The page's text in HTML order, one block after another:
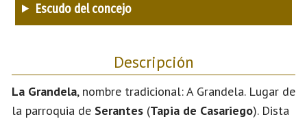
Escudo del concejo
Descripción
La Grandela, nombre tradicional: A Grandela. Lugar de
la parroquia de Serantes (Tapia de Casariego). Dista